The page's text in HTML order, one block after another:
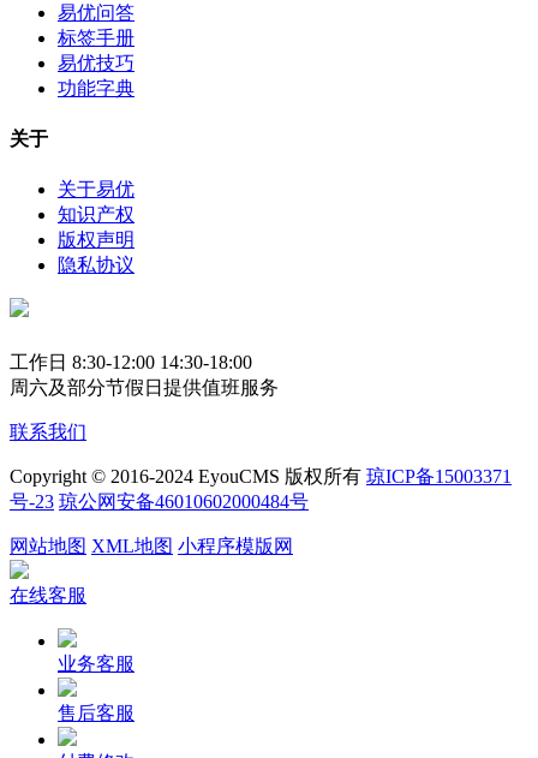
易优问答
标签手册
易优技巧
功能字典
关于
关于易优
知识产权
版权声明
隐私协议
工作日 8:30-12:00 14:30-18:00
周六及部分节假日提供值班服务
联系我们
Copyright © 2016-2024 EyouCMS 版权所有 琼ICP备15003371
号-23 琼公网安备46010602000484号
网站地图 XML地图 小程序模版网
在线客服
业务客服
售后客服